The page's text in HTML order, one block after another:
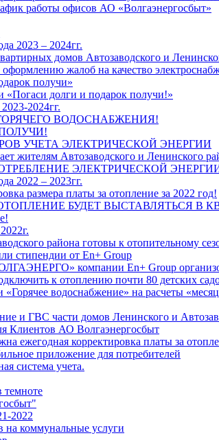
работы офисов АО «Волгаэнергосбыт»
2023 – 2024гг.
домов Автозаводского и
жалоб на качество
получи»
долги и подарок получи!»
2024гг.
ВОДОСНАБЖЕНИЯ!
УЧЕТА ЭЛЕКТРИЧЕСКОЙ ЭНЕРГИИ
жителям Автозаводского и Ленинского
ЭЛЕКТРИЧЕСКОЙ
2022 – 2023гг.
размера платы за отопление за 2022 год!
ОТОПЛЕНИЕ БУДЕТ ВЫСТАВЛЯТЬСЯ В
района готовы к отопительному
стипендии от En+ Group
компании En+ Group
к отоплению почти 80 детских
водоснабжение» на расчеты
и ГВС части домов Ленинского и
Клиентов АО Волгаэнергосбыт
ежегодная корректировка платы за
приложение для потребителей
система учета.
темноте
2022
на коммунальные услуги